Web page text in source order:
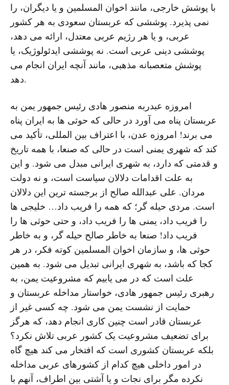
با پوشش خارجی، مانند اخوان المسلمین و یا دیگران، را
نمی پذیرد. پوششی که عربستان سعودی به هر کشور
عربی، و یا هر رژیم عربی معتدل، ارائه می دهد،
پوششی دینی عربی است. نه پوششی ایدئولوژیک، یا
پوشش متعصبانه مذهبی، مانند آنچه ایران انجام می
دهد.
امروزه عبدربه منصور هادی رئیس جمهور یمن به
عربستان پناه می آورد در حالی که حوثی ها به ایران پناه
می برند! امروزه عدن، با اعتراف بین المللی، تأکید می
کند که شهری یمنی است در حالی که صنعا، با همه تاریخ
و قدمتی که دارد، به شهری ایرانی مبدل می شود. و این
به علت اقدامات دلالان سیاست است، و نه دولت
مردان. علی عبدالله صالح از برجسته ترین این دلالان
است. مردی حیله گر؛ که همه را فریب داد… خلیجی ها
را فریب داد، یمنی ها را فریب داد، و حتی حوثی ها را
فریب داد! صنعا به خاطر صالح حیله گر، و به خاطر
حوثی ها، و سازمان اخوان المسلمین کوته فکر، در هر
کجا که باشد، به شهری ایرانی تبدیل می شود. به همین
علت است که در می یابیم که مشروعیت یمن، به
رهبری رئیس جمهور هادی، خواستار مداخله عربستان و
حمایت از نشست یمن می شود. چه کسی غیر از
عربستان قادر است چنین کاری انجام دهد، که هرگز
برای تضعیف مشروعیت یک کشور عربی تلاش نکرد؟
بلکه عربستان کشوری است که افتخار می کند هیچ گاه
در امور داخلی هیچ کدام از کشورهای عربی مداخله
نکرده مگر برای نجات و یا آشتی بین اطراف، آنهم با